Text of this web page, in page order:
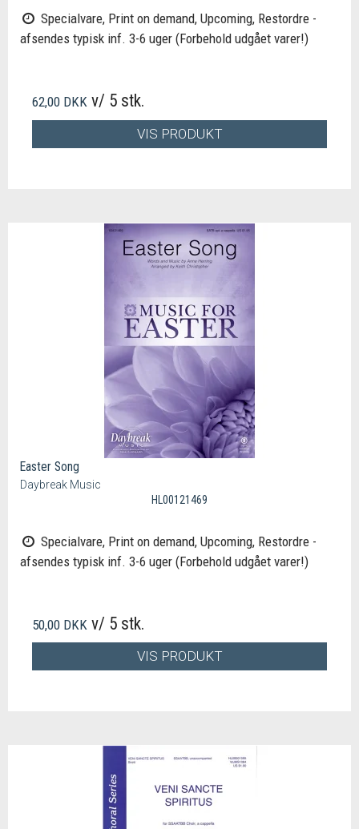
Specialvare, Print on demand, Upcoming, Restordre -
afsendes typisk inf. 3-6 uger (Forbehold udgået varer!)
62,00 DKK v/ 5 stk.
VIS PRODUKT
Easter Song
Daybreak Music
HL00121469
Specialvare, Print on demand, Upcoming, Restordre -
afsendes typisk inf. 3-6 uger (Forbehold udgået varer!)
50,00 DKK v/ 5 stk.
VIS PRODUKT